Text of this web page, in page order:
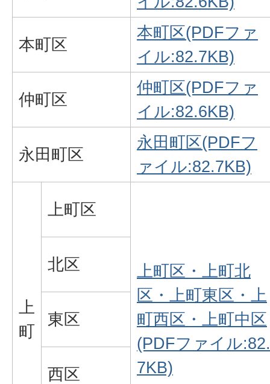
本町区
本町区(PDFファ
イル:82.7KB)
仲町区
仲町区(PDFファ
イル:82.6KB)
永田町区
永田町区(PDFフ
ァイル:82.7KB)
上
町
上町区
上町区・上町北
区・上町東区・上
町西区・上町中区
(PDFファイル:82.
7KB)
北区
東区
西区